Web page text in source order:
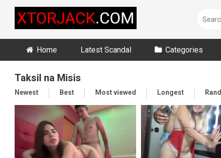
content
Home Latest Scandal Categories
Taksil na Misis
Newest Best Most viewed Longest